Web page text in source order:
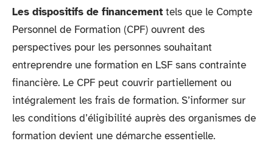
Les dispositifs de financement tels que le Compte
Personnel de Formation (CPF) ouvrent des
perspectives pour les personnes souhaitant
entreprendre une formation en LSF sans contrainte
financière. Le CPF peut couvrir partiellement ou
intégralement les frais de formation. S’informer sur
les conditions d’éligibilité auprès des organismes de
formation devient une démarche essentielle.